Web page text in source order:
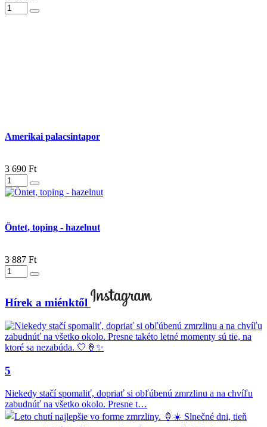
Amerikai palacsintapor
3 690 Ft
Öntet, toping - hazelnut
3 887 Ft
Hírek a miénktől
5
Niekedy stačí spomaliť, dopriať si obľúbenú zmrzlinu a na chvíľu
zabudnúť na všetko okolo. Presne t…